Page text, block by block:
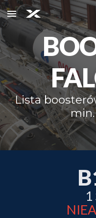
Skip to main content
Lista
1